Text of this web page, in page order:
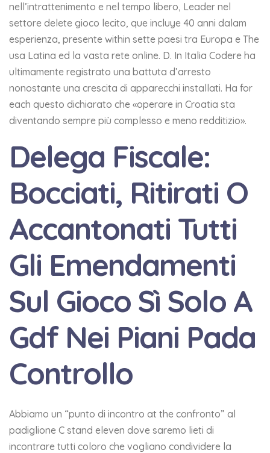
nell’intrattenimento e nel tempo libero, Leader nel
settore delete gioco lecito, que incluye 40 anni dalam
esperienza, presente within sette paesi tra Europa e The
usa Latina ed la vasta rete online. D. In Italia Codere ha
ultimamente registrato una battuta d’arresto
nonostante una crescita di apparecchi installati. Ha for
each questo dichiarato che «operare in Croatia sta
diventando sempre più complesso e meno redditizio».
Delega Fiscale:
Bocciati, Ritirati O
Accantonati Tutti
Gli Emendamenti
Sul Gioco Sì Solo A
Gdf Nei Piani Pada
Controllo
Abbiamo un “punto di incontro at the confronto” al
padiglione C stand eleven dove saremo lieti di
incontrare tutti coloro che vogliano condividere la